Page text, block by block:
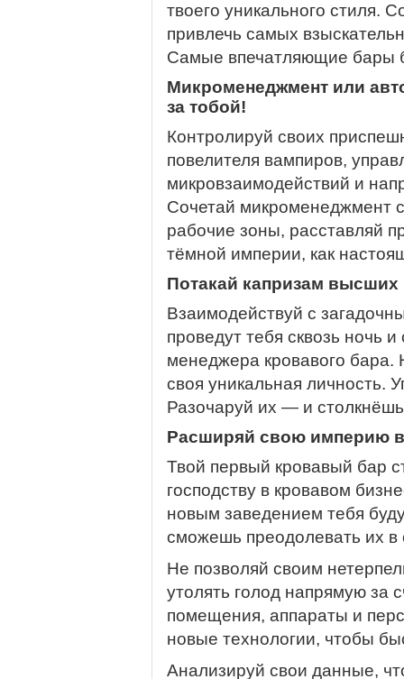
твоего уникального стиля.
привлечь самых
Самые впечатляющие бары
Микроменеджмент или
за тобой!
Контролируй своих
повелителя вампиров,
микровзаимодействий и
Сочетай микроменеджмент
рабочие зоны, расставляй
тёмной империи, как
Потакай капризам
Взаимодействуй с
проведут тебя сквозь ночь
менеджера кровавого
своя уникальная личность.
Разочаруй их — и
Расширяй свою империю
Твой первый кровавый бар
господству в кровавом
новым заведением тебя
сможешь преодолевать их в
Не позволяй своим
утолять голод напрямую за
помещения, аппараты и
новые технологии, чтобы
Анализируй свои данные,